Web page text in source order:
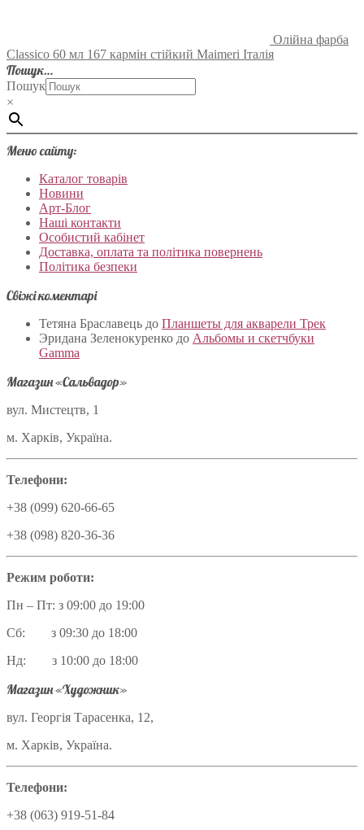
Олійна фарба
Classico 60 мл 167 кармін стійкий Maimeri Італія
Пошук…
Пошук
×
Меню сайту:
Каталог товарів
Новини
Арт-Блог
Наші контакти
Особистий кабінет
Доставка, оплата та політика повернень
Політика безпеки
Свіжі коментарі
Тетяна Браславець до Планшеты для акварели Трек
Эридана Зеленокуренко до Альбомы и скетчбуки
Gamma
Магазин «Сальвадор»
вул. Мистецтв, 1
м. Харків, Україна.
Телефони:
+38 (099) 620-66-65
+38 (098) 820-36-36
Режим роботи:
Пн – Пт: з 09:00 до 19:00
Сб: з 09:30 до 18:00
Нд: з 10:00 до 18:00
Магазин «Художник»
вул. Георгія Тарасенка, 12,
м. Харків, Україна.
Телефони:
+38 (063) 919-51-84